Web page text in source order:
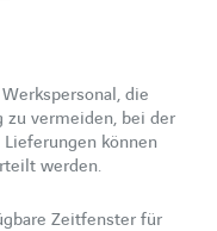
die
zu vermeiden, bei der
können
werden.
Zeitfenster für